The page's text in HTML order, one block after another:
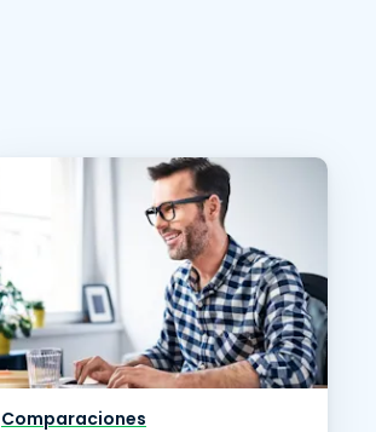
Comparaciones